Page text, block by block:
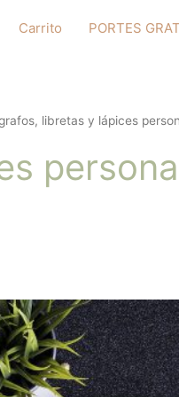
Carrito PORTES
libretas y lápices